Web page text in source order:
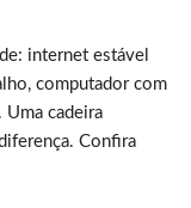
internet estável
computador com
cadeira
Confira